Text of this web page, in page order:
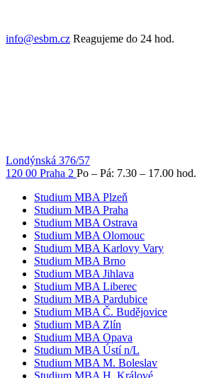
info@esbm.cz Reagujeme do 24 hod.
Londýnská 376/57
120 00 Praha 2 Po – Pá: 7.30 – 17.00 hod.
Studium MBA Plzeň
Studium MBA Praha
Studium MBA Ostrava
Studium MBA Olomouc
Studium MBA Karlovy Vary
Studium MBA Brno
Studium MBA Jihlava
Studium MBA Liberec
Studium MBA Pardubice
Studium MBA Č. Budějovice
Studium MBA Zlín
Studium MBA Opava
Studium MBA Ústí n/L
Studium MBA M. Boleslav
Studium MBA H. Králové